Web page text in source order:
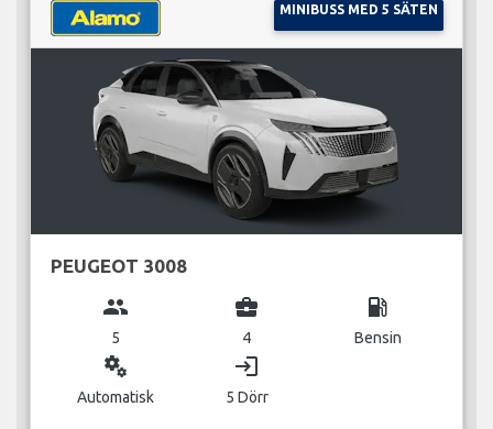
MINIBUSS MED 5 SÄTEN
PEUGEOT 3008
group
5
business_center
4
local_gas_station
Bensin
miscellaneous_services
Automatisk
login
5 Dörr